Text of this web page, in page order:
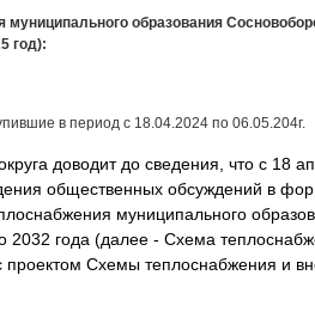
образования
год):
в период с 18.04.2024 по 06.05.204г.
доводит до сведения, что с 18
общественных обсуждений в
муниципального
2032 года (далее - Схема
проектом Схемы теплоснабжения и